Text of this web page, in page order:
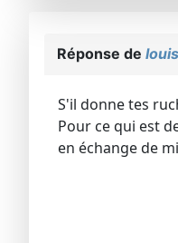
Réponse de
S'il donne tes
Pour ce qui est
en échange de